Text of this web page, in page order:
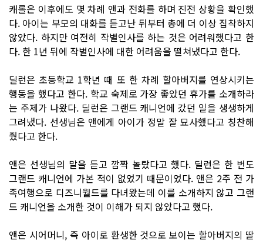
캐롤은 이후에도 몇 차례 앤과 전화를 하며 진전 상황을 확인했
다. 아이는 부모의 대화를 듣고난 뒤부터 총에 더 이상 집착하지
않았다. 하지만 여전히 작별인사를 하는 것은 어려워했다고 한
다. 한 1년 뒤에 작별인사에 대한 어려움을 떨쳐냈다고 한다.
딜런은 초등학교 1학년 때 또 한 차례 할아버지를 연상시키는
행동을 했다고 한다. 학교 숙제로 가장 좋았던 휴가를 소개하라
는 주제가 나왔다. 딜런은 그랜드 캐니언에 갔던 일을 생생하게
그려냈다. 선생님은 앤에게 아이가 정말 잘 묘사했다고 칭찬해
줬다고 한다.
앤은 선생님의 말을 듣고 깜짝 놀랐다고 했다. 딜런은 한 번도
그랜드 캐니언에 가본 적이 없었기 때문이었다. 앤은 2주 전 가
족여행으로 디즈니월드를 다녀왔는데 이를 소개하지 않고 그랜
드 캐니언을 소개한 것이 이해가 되지 않았다고 했다.
앤은 시어머니, 즉 아이로 환생한 것으로 보이는 할아버지의 딸